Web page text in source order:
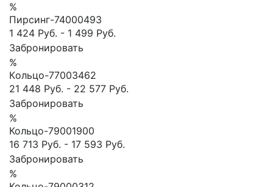
%
Пирсинг-74000493
1 424 Руб. - 1 499 Руб.
Забронировать
%
Кoльцо-77003462
21 448 Руб. - 22 577 Руб.
Забронировать
%
Кольцо-79001900
16 713 Руб. - 17 593 Руб.
Забронировать
%